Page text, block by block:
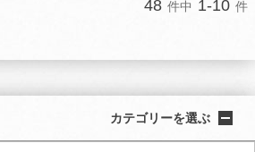
48 件中 1-10 件
カテゴリーを選ぶ